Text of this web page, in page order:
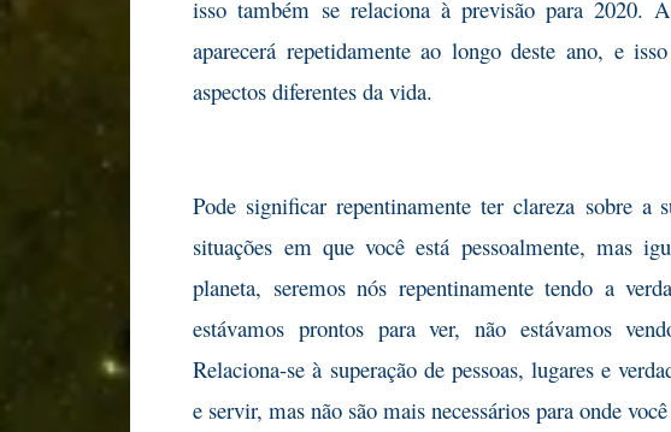
isso também se relaciona à previsão para 2020.
aparecerá repetidamente ao longo deste ano, e
aspectos diferentes da vida.
Pode significar repentinamente ter clarezasobre a
situações em que você está pessoalmente, mas
planeta, seremos nós repentinamente tendo a
estávamos prontos para ver, não estávamos
Relaciona-se à superação de pessoas, lugares e
e servir, mas não são mais necessários para onde